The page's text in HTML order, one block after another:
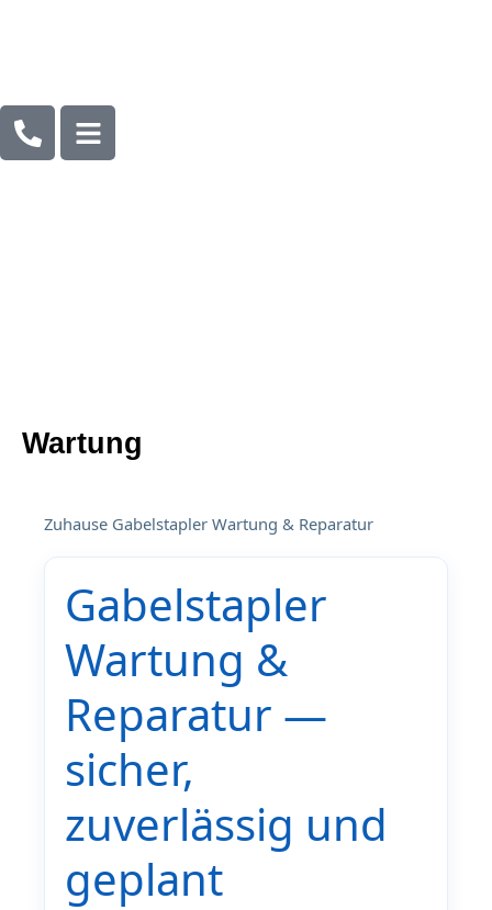
Wartung
Zuhause Gabelstapler Wartung & Reparatur
Gabelstapler
Wartung &
Reparatur —
sicher,
zuverlässig und
geplant